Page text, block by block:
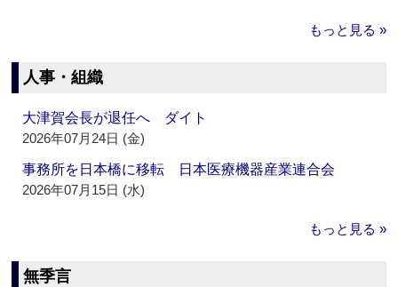
もっと見る »
人事・組織
大津賀会長が退任へ ダイト
2026年07月24日 (金)
事務所を日本橋に移転 日本医療機器産業連合会
2026年07月15日 (水)
もっと見る »
無季言